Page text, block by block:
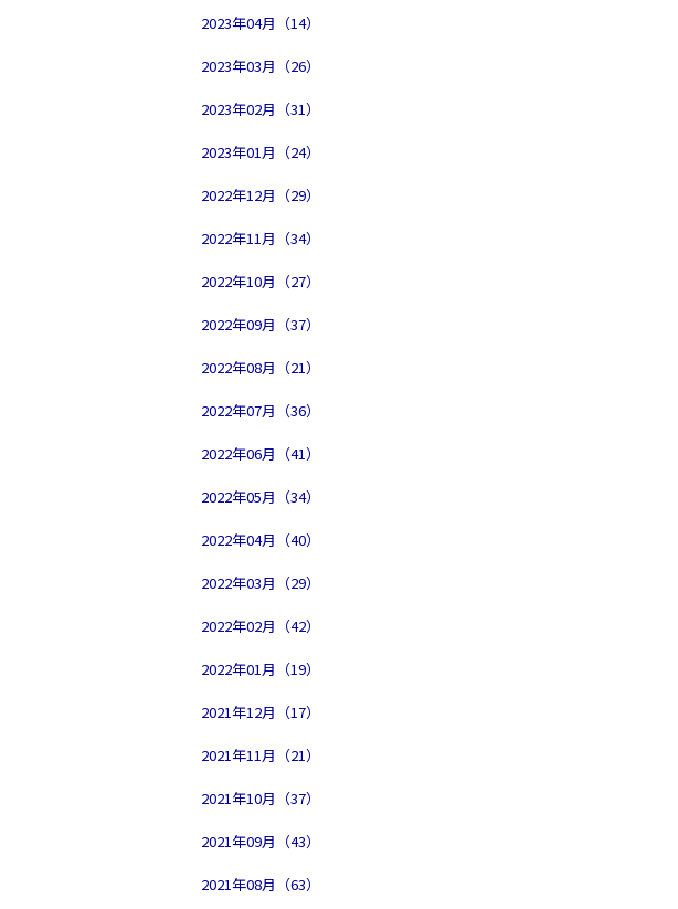
2023年04月（14）
2023年03月（26）
2023年02月（31）
2023年01月（24）
2022年12月（29）
2022年11月（34）
2022年10月（27）
2022年09月（37）
2022年08月（21）
2022年07月（36）
2022年06月（41）
2022年05月（34）
2022年04月（40）
2022年03月（29）
2022年02月（42）
2022年01月（19）
2021年12月（17）
2021年11月（21）
2021年10月（37）
2021年09月（43）
2021年08月（63）